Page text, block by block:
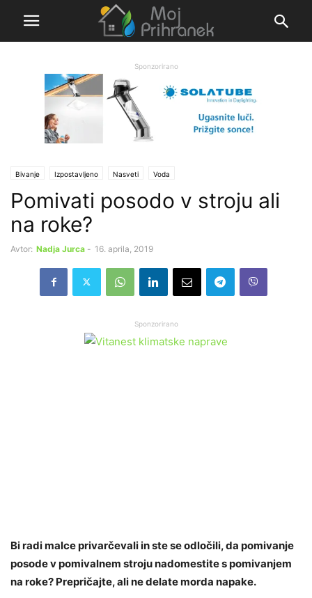
Sponzorirano
Bivanje Izpostavljeno Nasveti Voda
Pomivati posodo v stroju ali
na roke?
Avtor: Nadja Jurca - 16. aprila, 2019
Sponzorirano
Bi radi malce privarčevali in ste se odločili, da pomivanje
posode v pomivalnem stroju nadomestite s pomivanjem
na roke? Prepričajte, ali ne delate morda napake.